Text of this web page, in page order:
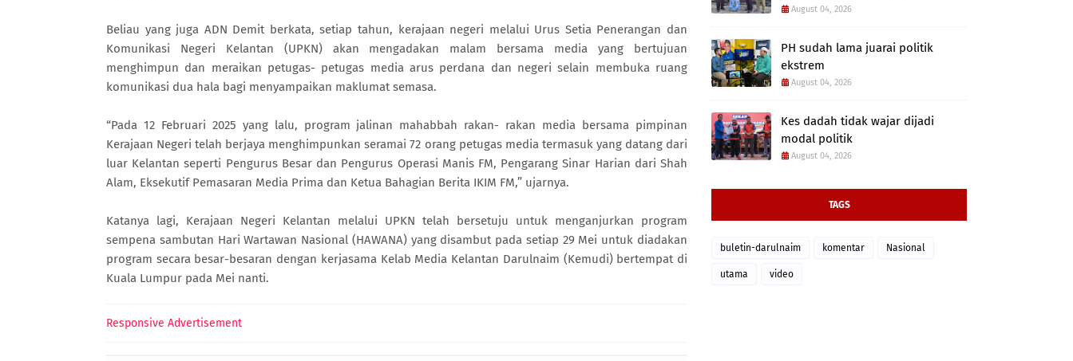
Beliau yang juga ADN Demit berkata, setiap tahun, kerajaan negeri melalui Urus Setia Penerangan dan
Komunikasi Negeri Kelantan (UPKN) akan mengadakan malam bersama media yang bertujuan
menghimpun dan meraikan petugas- petugas media arus perdana dan negeri selain membuka ruang
komunikasi dua hala bagi menyampaikan maklumat semasa.
“Pada 12 Februari 2025 yang lalu, program jalinan mahabbah rakan- rakan media bersama pimpinan
Kerajaan Negeri telah berjaya menghimpunkan seramai 72 orang petugas media termasuk yang datang dari
luar Kelantan seperti Pengurus Besar dan Pengurus Operasi Manis FM, Pengarang Sinar Harian dari Shah
Alam, Eksekutif Pemasaran Media Prima dan Ketua Bahagian Berita IKIM FM,” ujarnya.
Katanya lagi, Kerajaan Negeri Kelantan melalui UPKN telah bersetuju untuk menganjurkan program
sempena sambutan Hari Wartawan Nasional (HAWANA) yang disambut pada setiap 29 Mei untuk diadakan
program secara besar-besaran dengan kerjasama Kelab Media Kelantan Darulnaim (Kemudi) bertempat di
Kuala Lumpur pada Mei nanti.
Responsive Advertisement
August 04, 2026
PH sudah lama juarai politik
ekstrem
August 04, 2026
Kes dadah tidak wajar dijadi
modal politik
August 04, 2026
TAGS
buletin-darulnaim komentar Nasional
utama video